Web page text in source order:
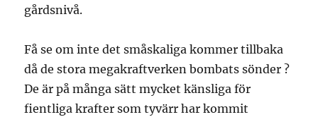
gårdsnivå.
Få se om inte det småskaliga kommer tillbaka
då de stora megakraftverken bombats sönder ?
De är på många sätt mycket känsliga för
fientliga krafter som tyvärr har kommit